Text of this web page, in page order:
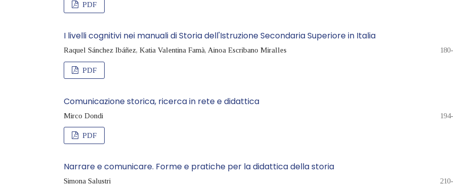
PDF
I livelli cognitivi nei manuali di Storia dell'Istruzione Secondaria Superiore in Italia
Raquel Sánchez Ibáñez, Katia Valentina Famà, Ainoa Escribano Miralles
PDF
Comunicazione storica, ricerca in rete e didattica
Mirco Dondi
PDF
Narrare e comunicare. Forme e pratiche per la didattica della storia
Simona Salustri